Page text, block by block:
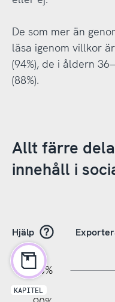
De som mer än
läsa igenom villkor
(94%), de i åldern
(88%).
Allt färre
innehåll i
Hjälp
100%
KAPITEL